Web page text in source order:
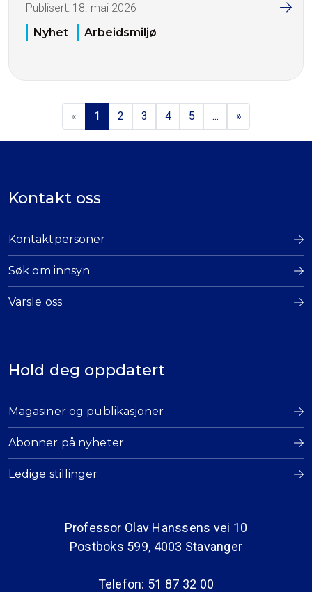
Publisert: 18. mai 2026
Nyhet
Arbeidsmiljø
« 1 2 3 4 5 ... »
Kontakt oss
Kontaktpersoner
Søk om innsyn
Varsle oss
Hold deg oppdatert
Magasiner og publikasjoner
Abonner på nyheter
Ledige stillinger
Professor Olav Hanssens vei 10
Postboks 599, 4003 Stavanger
Telefon: 51 87 32 00